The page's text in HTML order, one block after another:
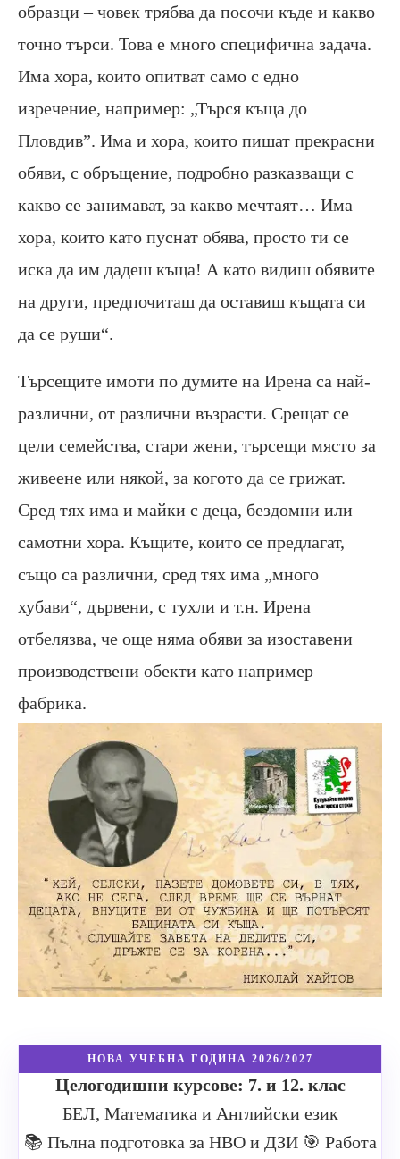
образци – човек трябва да посочи къде и какво
точно търси. Това е много специфична задача.
Има хора, които опитват само с едно
изречение, например: „Търся къща до
Пловдив”. Има и хора, които пишат прекрасни
обяви, с обръщение, подробно разказващи с
какво се занимават, за какво мечтаят… Има
хора, които като пуснат обява, просто ти се
иска да им дадеш къща! А като видиш обявите
на други, предпочиташ да оставиш къщата си
да се руши“.
Търсещите имоти по думите на Ирена са най-
различни, от различни възрасти. Срещат се
цели семейства, стари жени, търсещи място за
живеене или някой, за когото да се грижат.
Сред тях има и майки с деца, бездомни или
самотни хора. Къщите, които се предлагат,
също са различни, сред тях има „много
хубави“, дървени, с тухли и т.н. Ирена
отбелязва, че още няма обяви за изоставени
производствени обекти като например
фабрика.
НОВА УЧЕБНА ГОДИНА 2026/2027
Целогодишни курсове: 7. и 12. клас
БЕЛ, Математика и Английски език
📚 Пълна подготовка за НВО и ДЗИ 🎯 Работа